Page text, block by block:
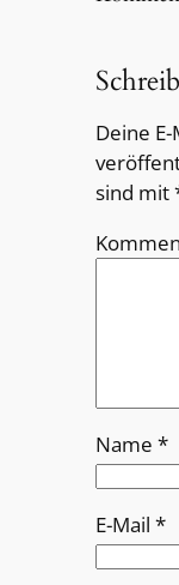
Deine
sind mit
Name *
E-Mail *